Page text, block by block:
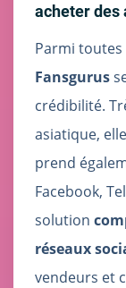
acheter des
Parmi toutes
Fansgurus
crédibilité.
asiatique,
prend
Facebook,
solution
réseaux
vendeurs et